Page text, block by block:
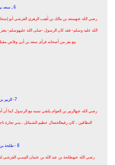
6 ـ سعد بن مالك
رضي الله عنهسعد بن مالك بن أهيب الزهري القرشي أبو
الله عليه وسلم- فقد كان الرسول -صلى الله عليهوسلم-
مع نفر من أصحابه فرأى سعد بن أبي وقاص
7- الزبير بن العوام
رضي الله عنهالزبير بن العوام يلتقي نسبه مع الرسول كما
النطاقين ، كان رفيعالخصال عظيم الشمائل ، يدير تجارة
8 - طلحة بن عبيد الله
رضي الله عنهطلحة بن عبد الله بن عثمان التيمـي القرشي